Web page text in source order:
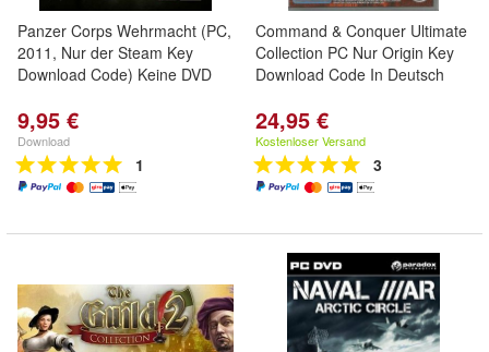
Panzer Corps Wehrmacht (PC,
2011, Nur der Steam Key
Download Code) Keine DVD
9,95 €
Download
1
Command & Conquer Ultimate
Collection PC Nur Origin Key
Download Code In Deutsch
24,95 €
Kostenloser Versand
3